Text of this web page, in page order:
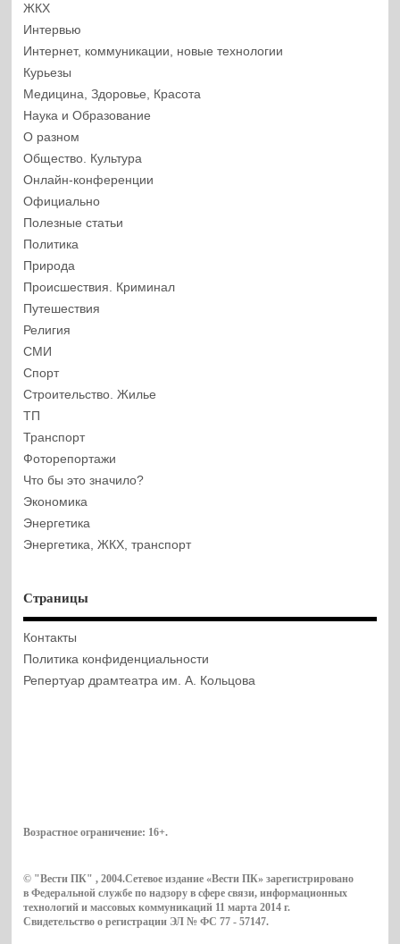
ЖКХ
Интервью
Интернет, коммуникации, новые технологии
Курьезы
Медицина, Здоровье, Красота
Наука и Образование
О разном
Общество. Культура
Онлайн-конференции
Официально
Полезные статьи
Политика
Природа
Происшествия. Криминал
Путешествия
Религия
СМИ
Спорт
Строительство. Жилье
ТП
Транспорт
Фоторепортажи
Что бы это значило?
Экономика
Энергетика
Энергетика, ЖКХ, транспорт
Страницы
Контакты
Политика конфиденциальности
Репертуар драмтеатра им. А. Кольцова
Возрастное ограничение: 16+.
© "Вести ПК" , 2004.Сетевое издание «Вести ПК» зарегистрировано
в Федеральной службе по надзору в сфере связи, информационных
технологий и массовых коммуникаций 11 марта 2014 г.
Свидетельство о регистрации ЭЛ № ФС 77 - 57147.